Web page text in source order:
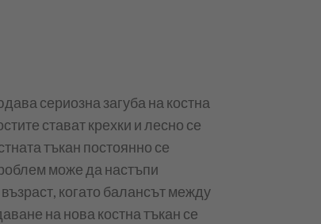
сериозна загуба на костна
стават крехки и лесно се
тъкан постоянно се
може да настъпи
когато балансът между
на нова костна тъкан се